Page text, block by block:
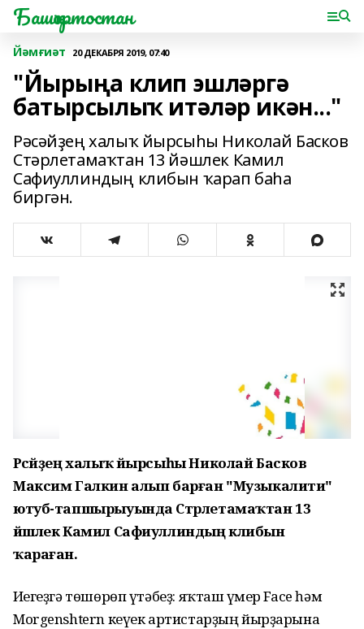
Башҡортостан
Йәмғиәт 20 ДЕКАБРЯ 2019, 07:40
"Йырыңа клип эшләргә
батырсылыҡ итәләр икән..."
Рәсәйҙең халыҡ йырсыһы Николай Басков
Стәрлетамаҡтан 13 йәшлек Камил
Сафиуллиндың клибын ҡарап баһа
биргән.
Рәсәйҙең халыҡ йырсыһы Николай Басков
Максим Галкин алып барған "Музыкалити"
ютуб-тапшырыуында Стәрлетамаҡтан 13
йәшлек Камил Сафиуллиндың клибын
ҡараған.
Иҫегеҙгә төшөрөп үтәбеҙ: яҡташ үҫмер Face һәм
Morgenshtern кеүек артистарҙың йырҙарына